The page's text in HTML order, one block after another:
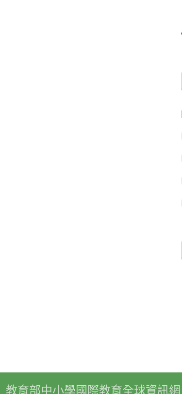
教育部中小學國際教育全球資訊網